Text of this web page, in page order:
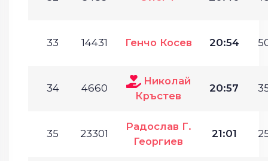
33 14431 Генчо Косев 20:54
34 4660
Николай
Кръстев
20:57
35 23301
Радослав Г.
Георгиев
21:01